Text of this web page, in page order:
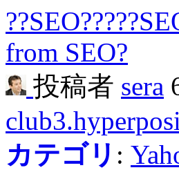
from SEO?
投稿者 sera
カテゴリ :